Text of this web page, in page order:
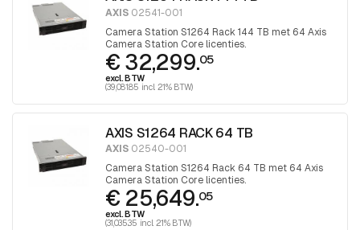
AXIS 02541-001
Camera Station S1264 Rack 144 TB met 64 Axis
Camera Station Core licenties.
€ 32,299.05
excl. BTW
(39,081.85 incl. 21% BTW)
AXIS S1264 RACK 64 TB
AXIS 02540-001
Camera Station S1264 Rack 64 TB met 64 Axis
Camera Station Core licenties.
€ 25,649.05
excl. BTW
(31,035.35 incl. 21% BTW)